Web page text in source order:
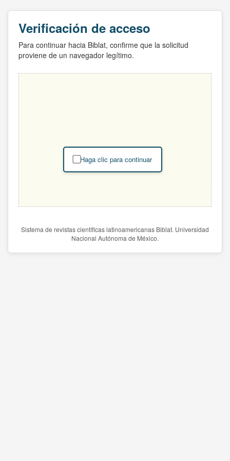
Verificación de acceso
Para continuar hacia Biblat, confirme que la solicitud
proviene de un navegador legítimo.
Haga clic para continuar
Sistema de revistas científicas latinoamericanas Biblat. Universidad
Nacional Autónoma de México.